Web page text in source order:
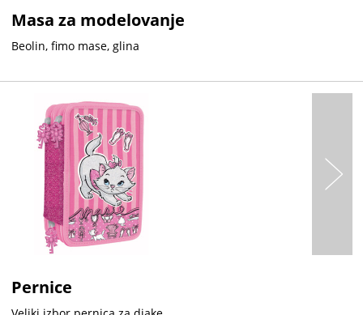
Masa za modelovanje
Beolin, fimo mase, glina
Pernice